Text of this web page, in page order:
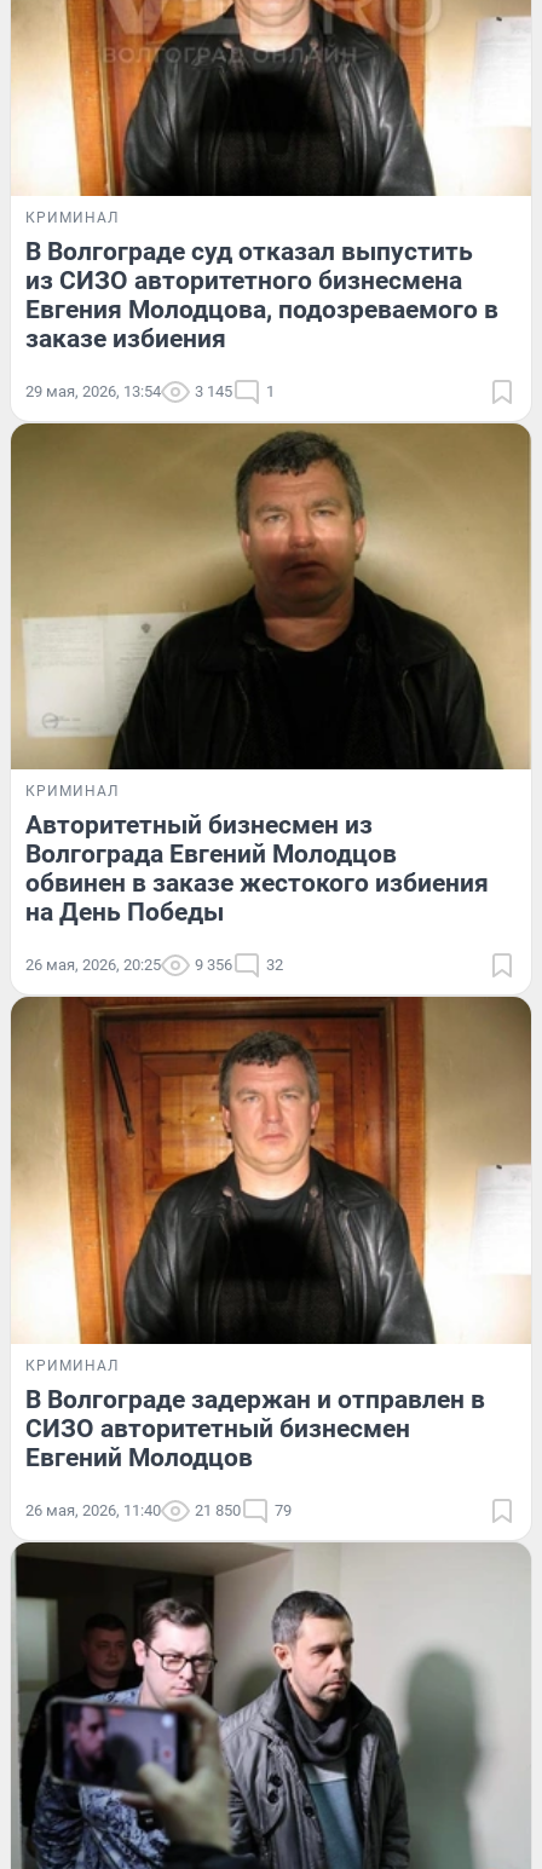
КРИМИНАЛ
В Волгограде суд отказал выпустить
из СИЗО авторитетного бизнесмена
Евгения Молодцова, подозреваемого в
заказе избиения
29 мая, 2026, 13:54 3 145 1
КРИМИНАЛ
Авторитетный бизнесмен из
Волгограда Евгений Молодцов
обвинен в заказе жестокого избиения
на День Победы
26 мая, 2026, 20:25 9 356 32
КРИМИНАЛ
В Волгограде задержан и отправлен в
СИЗО авторитетный бизнесмен
Евгений Молодцов
26 мая, 2026, 11:40 21 850 79